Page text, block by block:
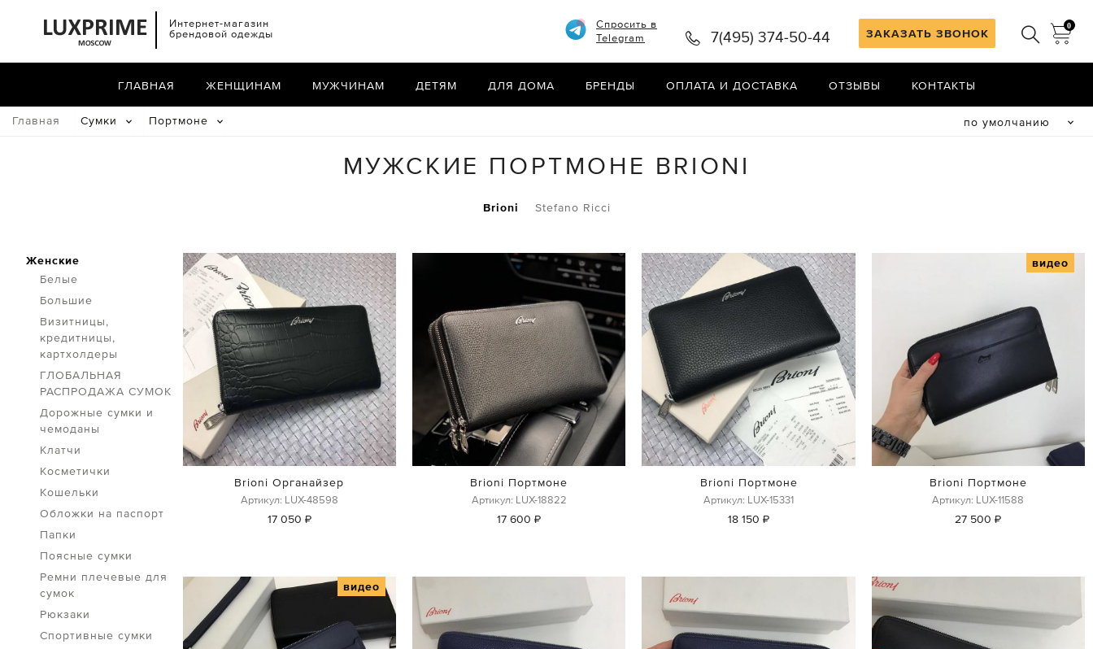
Интернет-магазин
брендовой одежды
ЗАКАЗАТЬ ЗВОНОК
0
Спросить в
Telegram
7(495) 374-50-44
ГЛАВНАЯ ЖЕНЩИНАМ МУЖЧИНАМ ДЕТЯМ ДЛЯ ДОМА БРЕНДЫ ОПЛАТА И ДОСТАВКА ОТЗЫВЫ КОНТАКТЫ
Главная Сумки Портмоне по умолчанию
МУЖСКИЕ ПОРТМОНЕ BRIONI
Brioni Stefano Ricci
Женские
Белые
Большие
Визитницы,
кредитницы,
картхолдеры
ГЛОБАЛЬНАЯ
РАСПРОДАЖА СУМОК
Дорожные сумки и
чемоданы
Клатчи
Косметички
Кошельки
Обложки на паспорт
Папки
Поясные сумки
Ремни плечевые для
сумок
Рюкзаки
Спортивные сумки
Brioni Органайзер
Артикул: LUX-48598
17 050 ₽
Brioni Портмоне
Артикул: LUX-18822
17 600 ₽
Brioni Портмоне
Артикул: LUX-15331
18 150 ₽
видео
Brioni Портмоне
Артикул: LUX-11588
27 500 ₽
видео